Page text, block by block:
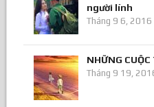
người lính
Tháng 9 6, 2016
NHỮNG
Tháng 9 19,